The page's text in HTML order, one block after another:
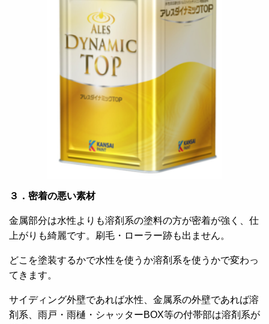
３．密着の悪い素材
金属部分は水性よりも溶剤系の塗料の方が密着が強く、仕
上がりも綺麗です。刷毛・ローラー跡も出ません。
どこを塗装するかで水性を使うか溶剤系を使うかで変わっ
てきます。
サイディング外壁であれば水性、金属系の外壁であれば溶
剤系、雨戸・雨樋・シャッターBOX等の付帯部は溶剤系が